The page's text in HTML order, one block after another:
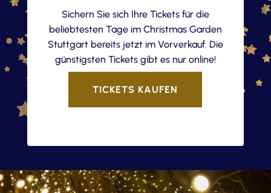
Sichern Sie sich Ihre Tickets für die
beliebtesten Tage im Christmas Garden
Stuttgart bereits jetzt im Vorverkauf. Die
günstigsten Tickets gibt es nur online!
TICKETS KAUFEN